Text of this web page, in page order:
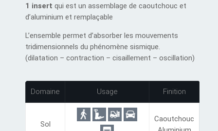
1 insert qui est un assemblage de caoutchouc et
d’aluminium et remplaçable
L’ensemble permet d’absorber les mouvements
tridimensionnels du phénomène sismique.
(dilatation – contraction – cisaillement – oscillation)
Domaine Usage Finition
Sol
Caoutchouc